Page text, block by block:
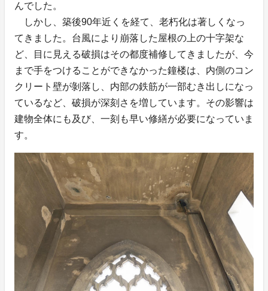
んでした。
しかし、築後90年近くを経て、老朽化は著しくなっ
てきました。台風により崩落した屋根の上の十字架な
ど、目に見える破損はその都度補修してきましたが、今
まで手をつけることができなかった鐘楼は、内側のコン
クリート壁が剝落し、内部の鉄筋が一部むき出しになっ
ているなど、破損が深刻さを増しています。その影響は
建物全体にも及び、一刻も早い修繕が必要になっていま
す。